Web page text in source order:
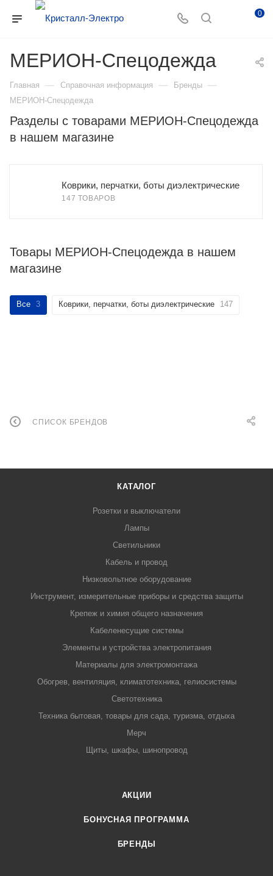
0
МЕРИОН-Спецодежда
Главная — Справочная информация — Бренды —
МЕРИОН-Спецодежда
Разделы с товарами МЕРИОН-Спецодежда
в нашем магазине
Коврики, перчатки, боты диэлектрические
147 ТОВАРОВ
Товары МЕРИОН-Спецодежда в нашем
магазине
Все 3 Коврики, перчатки, боты диэлектрические 147
СПИСОК БРЕНДОВ
КАТАЛОГ
Розетки и выключатели
Лампы
Светильники
Кабель и провод
Низковольтное оборудование
Инструмент, измерительные приборы и средства защиты
Крепеж и химия общего назначения
Кабеленесущие системы
Элементы и устройства электропитания
Материалы для электромонтажа
Обогрев, вентиляция, климатотехника, гелиосистемы
Светотехника
Техника бытовая, товары для сада, туризма, отдыха
Мерч
Щиты, шкафы, шинопровод
АКЦИИ
БОНУСНАЯ ПРОГРАММА
БРЕНДЫ